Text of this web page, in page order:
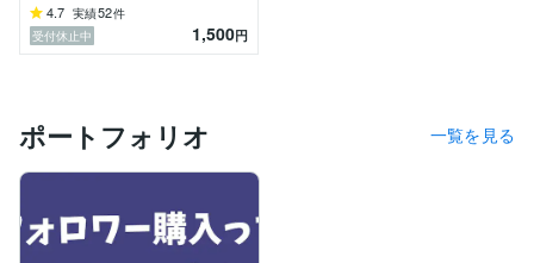
4.7 実績52件
受付休止中
1,500円
ポートフォリオ 一覧を見る